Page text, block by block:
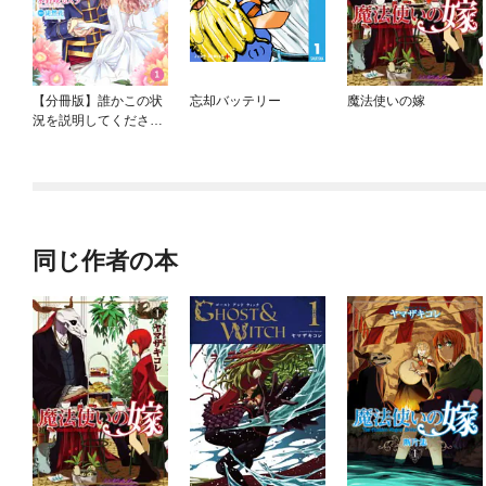
【分冊版】誰かこの状
況を説明してくださ
忘却バッテリー 魔法使いの嫁
同じ作者の本